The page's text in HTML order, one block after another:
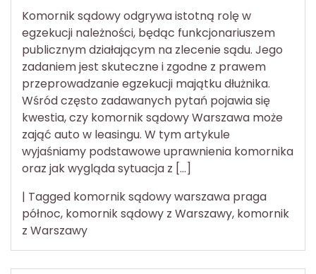
Komornik sądowy odgrywa istotną rolę w
egzekucji należności, będąc funkcjonariuszem
publicznym działającym na zlecenie sądu. Jego
zadaniem jest skuteczne i zgodne z prawem
przeprowadzanie egzekucji majątku dłużnika.
Wśród często zadawanych pytań pojawia się
kwestia, czy komornik sądowy Warszawa może
zająć auto w leasingu. W tym artykule
wyjaśniamy podstawowe uprawnienia komornika
oraz jak wygląda sytuacja z […]
| Tagged komornik sądowy warszawa praga
północ, komornik sądowy z Warszawy, komornik
z Warszawy